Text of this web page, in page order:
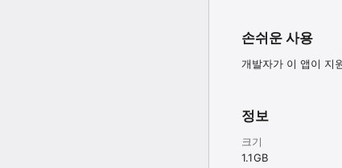
손쉬운 사용
개발자가 이 앱이 지
정보
크기
1.1 GB